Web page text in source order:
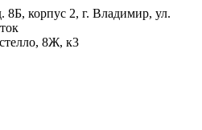
8Б, корпус 2, г. Владимир, ул.
8Ж, к3